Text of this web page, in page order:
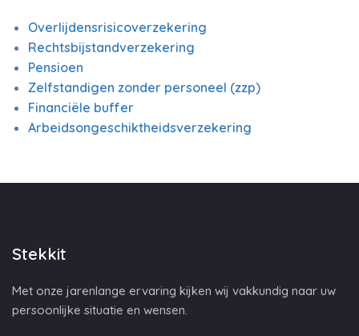
Overlijdensrisicoverzekering
Rechtsbijstandverzekering
Pensioen
Zelfstandigen zonder personeel (zzp)
Financiële buffer
Arbeidsongeschiktheidsverzekering
Stekkit
Met onze jarenlange ervaring kijken wij vakkundig naar uw
persoonlijke situatie en wensen.